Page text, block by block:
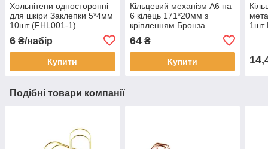
Хольнітени односторонні
для шкіри Заклепки 5*4мм
10шт (FHL001-1)
6 ₴/набір
Купити
Кільцевий механізм А6 на
6 кілець 171*20мм з
кріпленням Бронза
64₴
Купити
1шт
Подібні товари компанії